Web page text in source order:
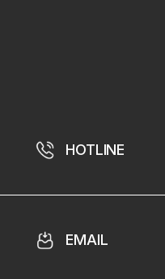
HOTLINE
EMAIL